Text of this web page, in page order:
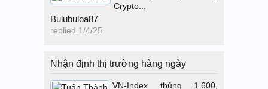
Crypto...
Bulubuloa87
replied 1/4/25
Nhận định thị trường hàng ngày
VN-Index thủng 1.600,